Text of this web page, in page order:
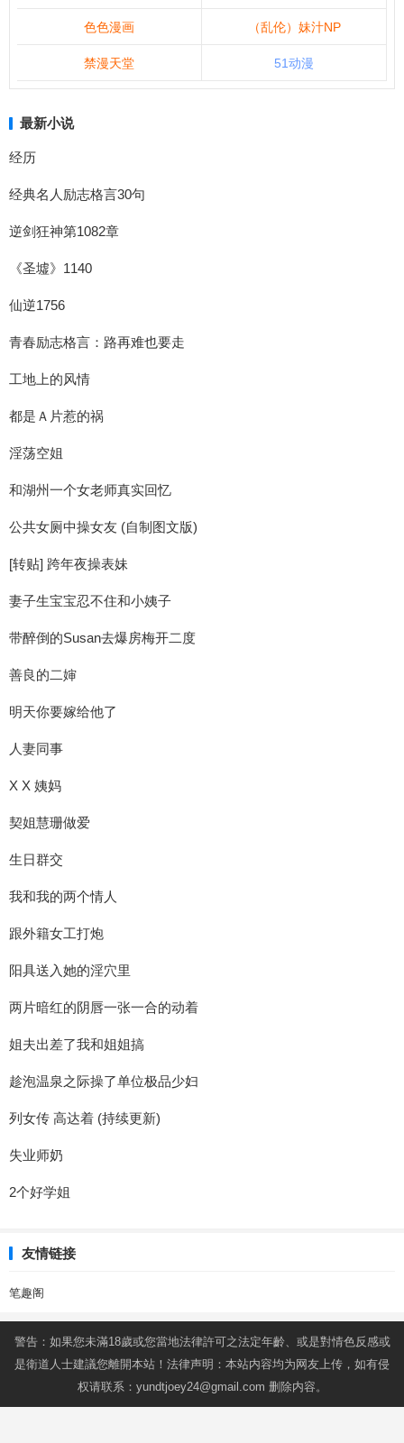
色色漫画 （乱伦）妹汁NP
禁漫天堂 51动漫
最新小说
经历
经典名人励志格言30句
逆剑狂神第1082章
《圣墟》1140
仙逆1756
青春励志格言：路再难也要走
工地上的风情
都是Ａ片惹的祸
淫荡空姐
和湖州一个女老师真实回忆
公共女厕中操女友 (自制图文版)
[转贴] 跨年夜操表妹
妻子生宝宝忍不住和小姨子
带醉倒的Susan去爆房梅开二度
善良的二婶
明天你要嫁给他了
人妻同事
X X 姨妈
契姐慧珊做爱
生日群交
我和我的两个情人
跟外籍女工打炮
阳具送入她的淫穴里
两片暗红的阴唇一张一合的动着
姐夫出差了我和姐姐搞
趁泡温泉之际操了单位极品少妇
列女传 高达着 (持续更新)
失业师奶
2个好学姐
友情链接
笔趣阁
警告：如果您未滿18歲或您當地法律許可之法定年齡、或是對情色反感或
是衛道人士建議您離開本站！法律声明：本站内容均为网友上传，如有侵
权请联系： yundtjoey24@gmail.com 删除内容。